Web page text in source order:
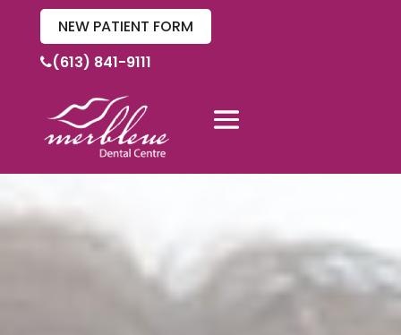
NEW PATIENT FORM
(613) 841-9111